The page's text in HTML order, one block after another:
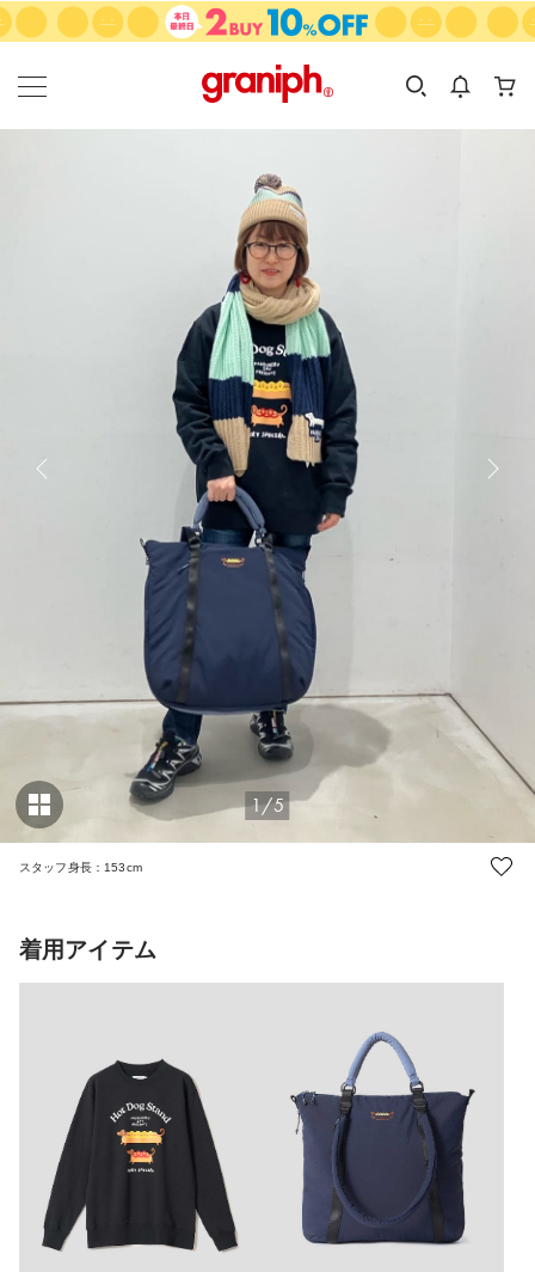
カテゴリーから探す
KIDS
カテゴリ
サイズ
1/5
スタッフ身長：153cm
着用アイテム